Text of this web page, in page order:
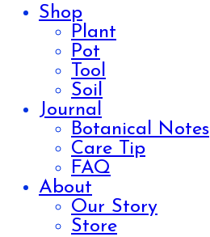
Shop
Plant
Pot
Tool
Soil
Journal
Botanical Notes
Care Tip
FAQ
About
Our Story
Store